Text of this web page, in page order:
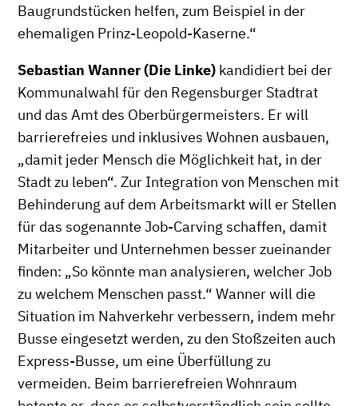
Baugrundstücken helfen, zum Beispiel in der
ehemaligen Prinz-Leopold-Kaserne.“
Sebastian Wanner (Die Linke)kandidiert bei der
Kommunalwahl für den Regensburger Stadtrat
und das Amt des Oberbürgermeisters. Er will
barrierefreies und inklusives Wohnen ausbauen,
„damit jeder Mensch die Möglichkeit hat, in der
Stadt zu leben“. Zur Integration von Menschen mit
Behinderung auf dem Arbeitsmarkt will er Stellen
für das sogenannte Job-Carving schaffen, damit
Mitarbeiter und Unternehmen besser zueinander
finden: „So könnte man analysieren, welcher Job
zu welchem Menschen passt.“ Wanner will die
Situation im Nahverkehr verbessern, indem mehr
Busse eingesetzt werden, zu den Stoßzeiten auch
Express-Busse, um eine Überfüllung zu
vermeiden. Beim barrierefreien Wohnraum